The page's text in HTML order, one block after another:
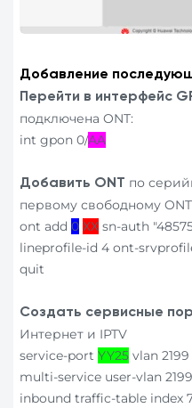
Добавление
Перейти в интерфейс
подключена ONT:
int gpon 0/AA
Добавить ONT по
первому свободному
ont add0 ХХ sn-auth
lineprofile-id 4 ont-
quit
Создать сервисные
Интернет и IPTV
service-portYY25 vlan
multi-service user-vlan
inbound traffic-table index